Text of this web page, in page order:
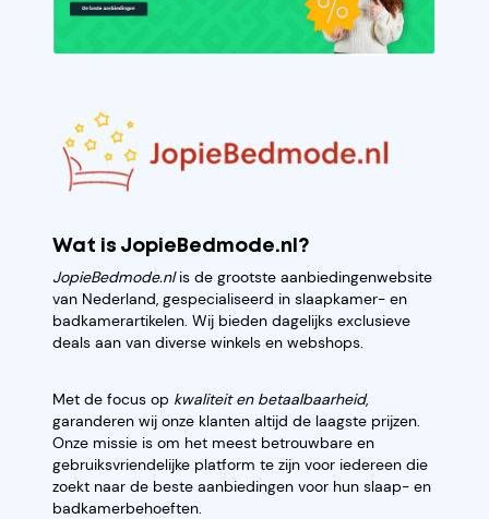
Wat is JopieBedmode.nl?
JopieBedmode.nlis de grootste aanbiedingenwebsite
van Nederland, gespecialiseerd in slaapkamer- en
badkamerartikelen. Wij bieden dagelijks exclusieve
deals aan van diverse winkels en webshops.
Met de focus op kwaliteit en betaalbaarheid,
garanderen wij onze klanten altijd de laagste prijzen.
Onze missie is om het meest betrouwbare en
gebruiksvriendelijke platform te zijn voor iedereen die
zoekt naar de beste aanbiedingen voor hun slaap- en
badkamerbehoeften.